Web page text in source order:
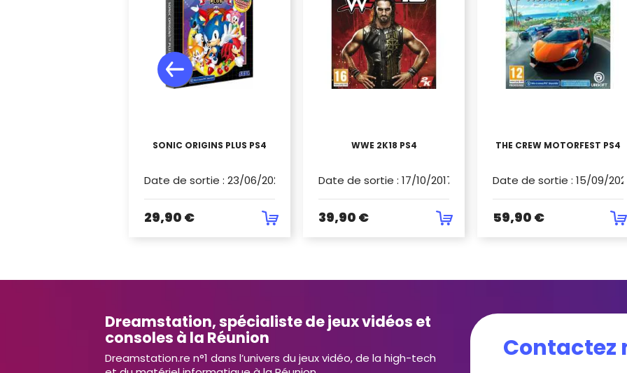
SONIC ORIGINS PLUS PS4
Date de sortie : 23/06/2023
29,90 €
WWE 2K18 PS4
Date de sortie : 17/10/2017
39,90 €
THE CREW MOTORFEST PS4
Date de sortie : 15/09/2023
59,90 €
Dreamstation, spécialiste de jeux vidéos et
consoles à la Réunion
Dreamstation.re n°1 dans l’univers du jeux vidéo, de la high-tech
Contactez